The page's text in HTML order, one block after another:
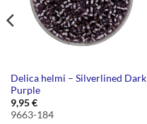
Delica helmi – Silverlined Dark
Purple
9,95€
9663-184